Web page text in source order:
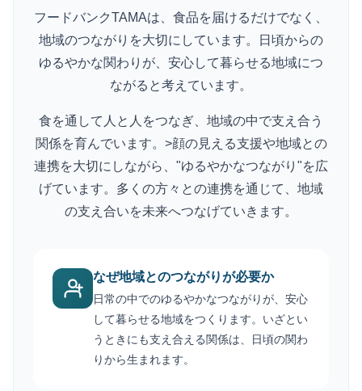
フードバンクTAMAは、食品を届けるだけでなく、
地域のつながりを大切にしています。
日頃からの
ゆるやかな関わりが、安心して暮らせる地域につ
ながると考えています。
食を通して人と人をつなぎ、地域の中で支え合う
関係を育んでいます。 >顔の見える支援や地域との
連携を大切にしながら、"ゆるやかなつながり"を広
げています。 多くの方々との連携を通じて、地域
の支え合いを未来へつなげていきます。
なぜ地域とのつながりが必要か
日常の中でのゆるやかなつながりが、安心
して暮らせる地域をつくります。いざとい
うときにも支え合える関係は、日頃の関わ
りから生まれます。